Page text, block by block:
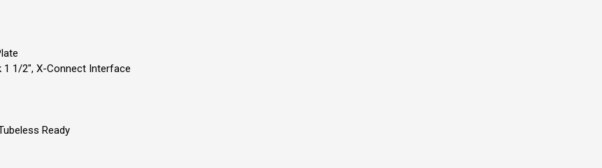
1 1/2", X-Connect Interface
Ready